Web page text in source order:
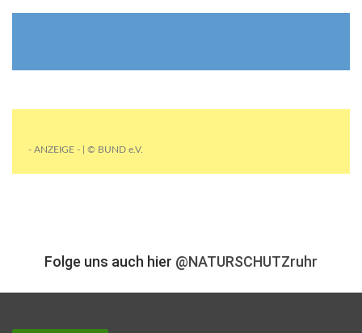
- ANZEIGE - | © BUND e.V.
Folge uns auch hier @NATURSCHUTZruhr